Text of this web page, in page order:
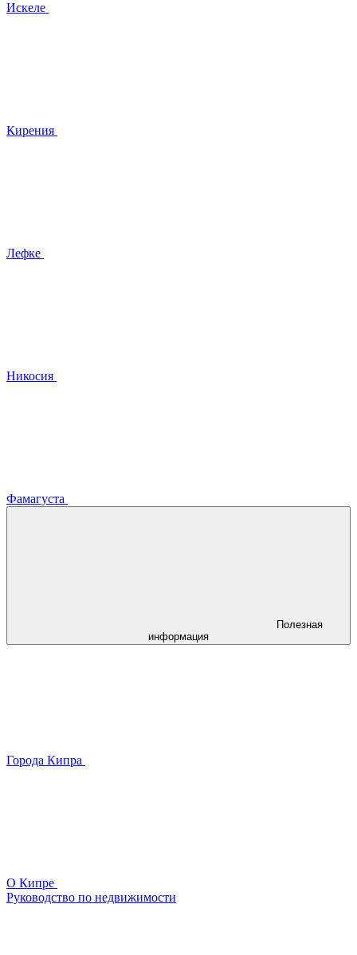
Искеле
Кирения
Лефке
Никосия
Фамагуста
Полезная
информация
Города Кипра
О Кипре
Руководство по недвижимости